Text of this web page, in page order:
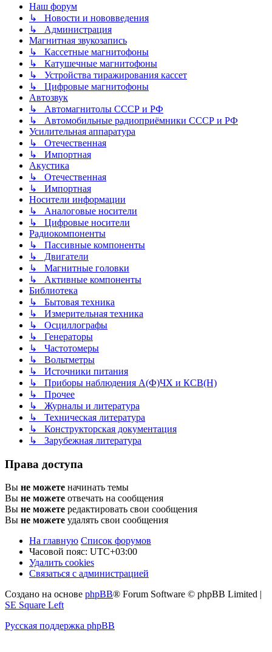
Наш форум
↳ Новости и нововведения
↳ Администрация
Магнитная звукозапись
↳ Кассетные магнитофоны
↳ Катушечные магнитофоны
↳ Устройства тиражирования кассет
↳ Цифровые магнитофоны
Автозвук
↳ Автомагнитолы СССР и РФ
↳ Автомобильные радиоприёмники СССР и РФ
Усилительная аппаратура
↳ Отечественная
↳ Импортная
Акустика
↳ Отечественная
↳ Импортная
Носители информации
↳ Аналоговые носители
↳ Цифровые носители
Радиокомпоненты
↳ Пассивные компоненты
↳ Двигатели
↳ Магнитные головки
↳ Активные компоненты
Библиотека
↳ Бытовая техника
↳ Измерительная техника
↳ Осциллографы
↳ Генераторы
↳ Частотомеры
↳ Вольтметры
↳ Источники питания
↳ Приборы наблюдения А(Ф)ЧХ и КСВ(Н)
↳ Прочее
↳ Журналы и литература
↳ Техническая литература
↳ Конструкторская документация
↳ Зарубежная литература
Права доступа
Вы не можете начинать темы
Вы не можете отвечать на сообщения
Вы не можете редактировать свои сообщения
Вы не можете удалять свои сообщения
На главную Список форумов
Часовой пояс: UTC+03:00
Удалить cookies
Связаться с администрацией
Создано на основе phpBB® Forum Software © phpBB Limited |
SE Square Left
Русская поддержка phpBB